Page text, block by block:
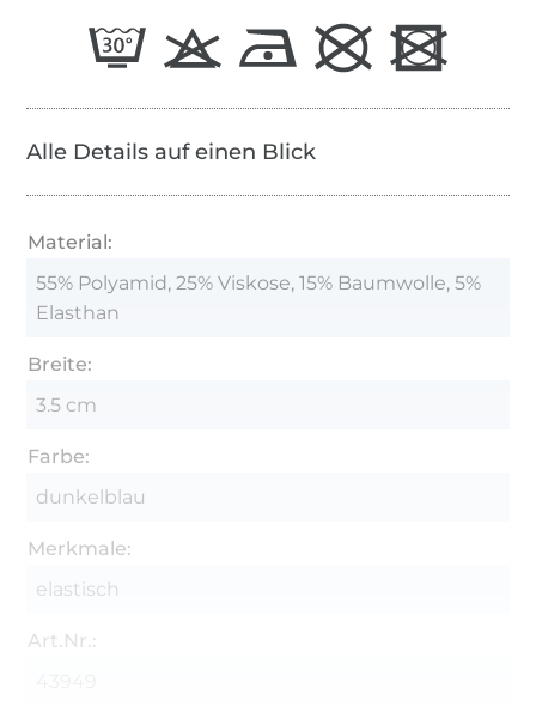
Alle Details auf einen Blick
Material:
55% Polyamid, 25% Viskose, 15% Baumwolle, 5%
Elasthan
Breite:
3.5 cm
Farbe:
dunkelblau
Merkmale:
elastisch
Art.Nr.: